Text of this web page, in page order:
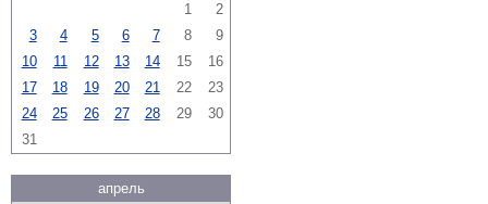
1
2
3
4 5 6 7 8
9
10
11 12 13 14 15
16
17
18 19 20 21 22
23
24
25 26 27 28 29
30
31
апрель